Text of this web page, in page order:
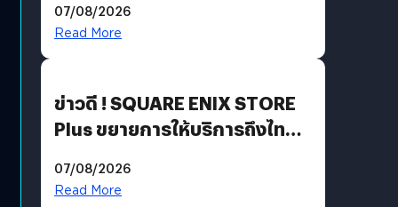
07/08/2026
Read More
ข่าวดี ! SQUARE ENIX STORE
Plus ขยายการให้บริการถึงไทย
โดยตรง
07/08/2026
Read More